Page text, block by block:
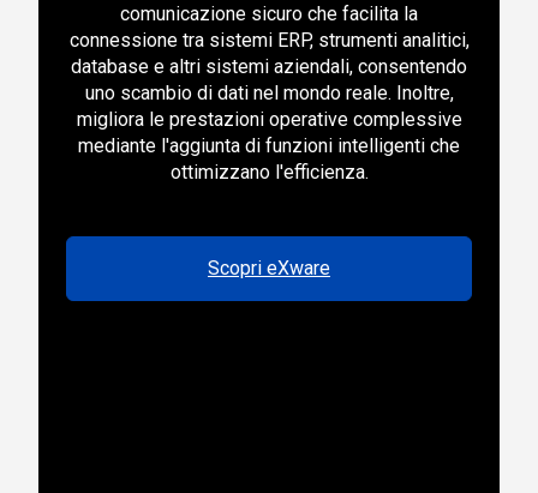
comunicazione sicuro che facilita la
connessione tra sistemi ERP, strumenti analitici,
database e altri sistemi aziendali, consentendo
uno scambio di dati nel mondo reale. Inoltre,
migliora le prestazioni operative complessive
mediante l'aggiunta di funzioni intelligenti che
ottimizzano l'efficienza.
Scopri eXware